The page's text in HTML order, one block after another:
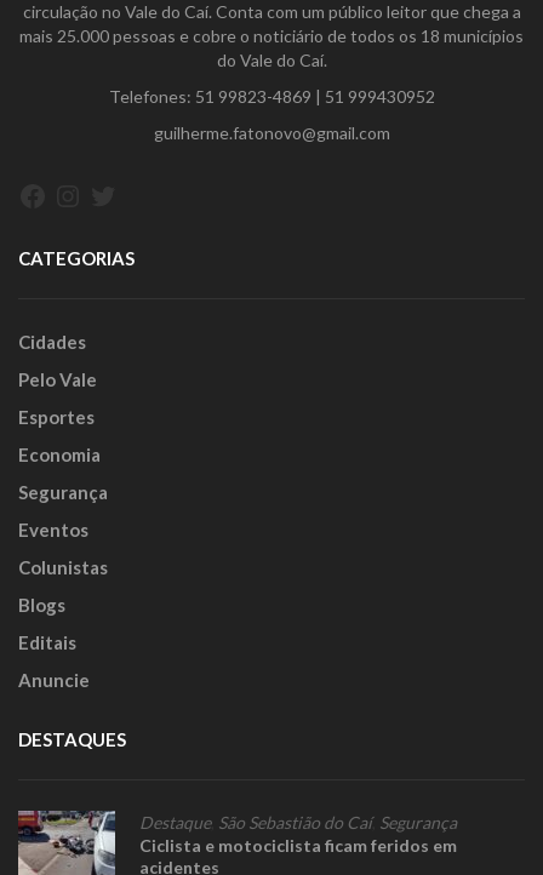
circulação no Vale do Caí. Conta com um público leitor que chega a
mais 25.000 pessoas e cobre o noticiário de todos os 18 municípios
do Vale do Caí.
Telefones: 51 99823-4869 | 51 999430952
guilherme.fatonovo@gmail.com
CATEGORIAS
Cidades
Pelo Vale
Esportes
Economia
Segurança
Eventos
Colunistas
Blogs
Editais
Anuncie
DESTAQUES
Destaque, São Sebastião do Caí, Segurança
Ciclista e motociclista ficam feridos em
acidentes